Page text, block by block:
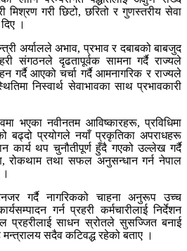
मिश्रण गरी छिटो, छरितो र गुणस्तरीय सेवा
।
अर्यालले अभाव, प्रभाव र दबाबको बाबजुद
संगठनले दृढतापूर्वक सामना गर्दै राज्यले
गर्दै आएको चर्चा गर्दै आमनागरिक र राज्यले
निस्वार्थ सेवाभावका साथ प्रभावकारी
भएका नवीनतम आविष्कारहरू, प्रविधिमा
बढ्दो प्रयोगले नयाँ प्रकृतिका अपराधहरू
कार्य थप चुनौतीपूर्ण हुँदै गएको उल्लेख गर्दै
रोकथाम तथा सफल अनुसन्धान गर्न नेपाल
गर्दै नागरिकको चाहना अनुरूप उच्च
गर्न प्रहरी कर्मचारीलाई निर्देशन
प्रहरीलाई साधन स्रोतले सुसज्जित बनाई
सदैव कटिवद्ध रहेको बताए ।